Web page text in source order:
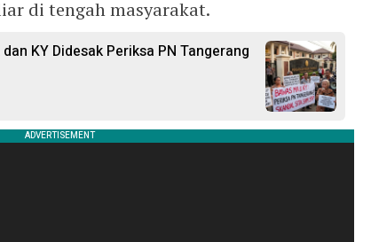
di tengah masyarakat.
KY Didesak Periksa PN Tangerang